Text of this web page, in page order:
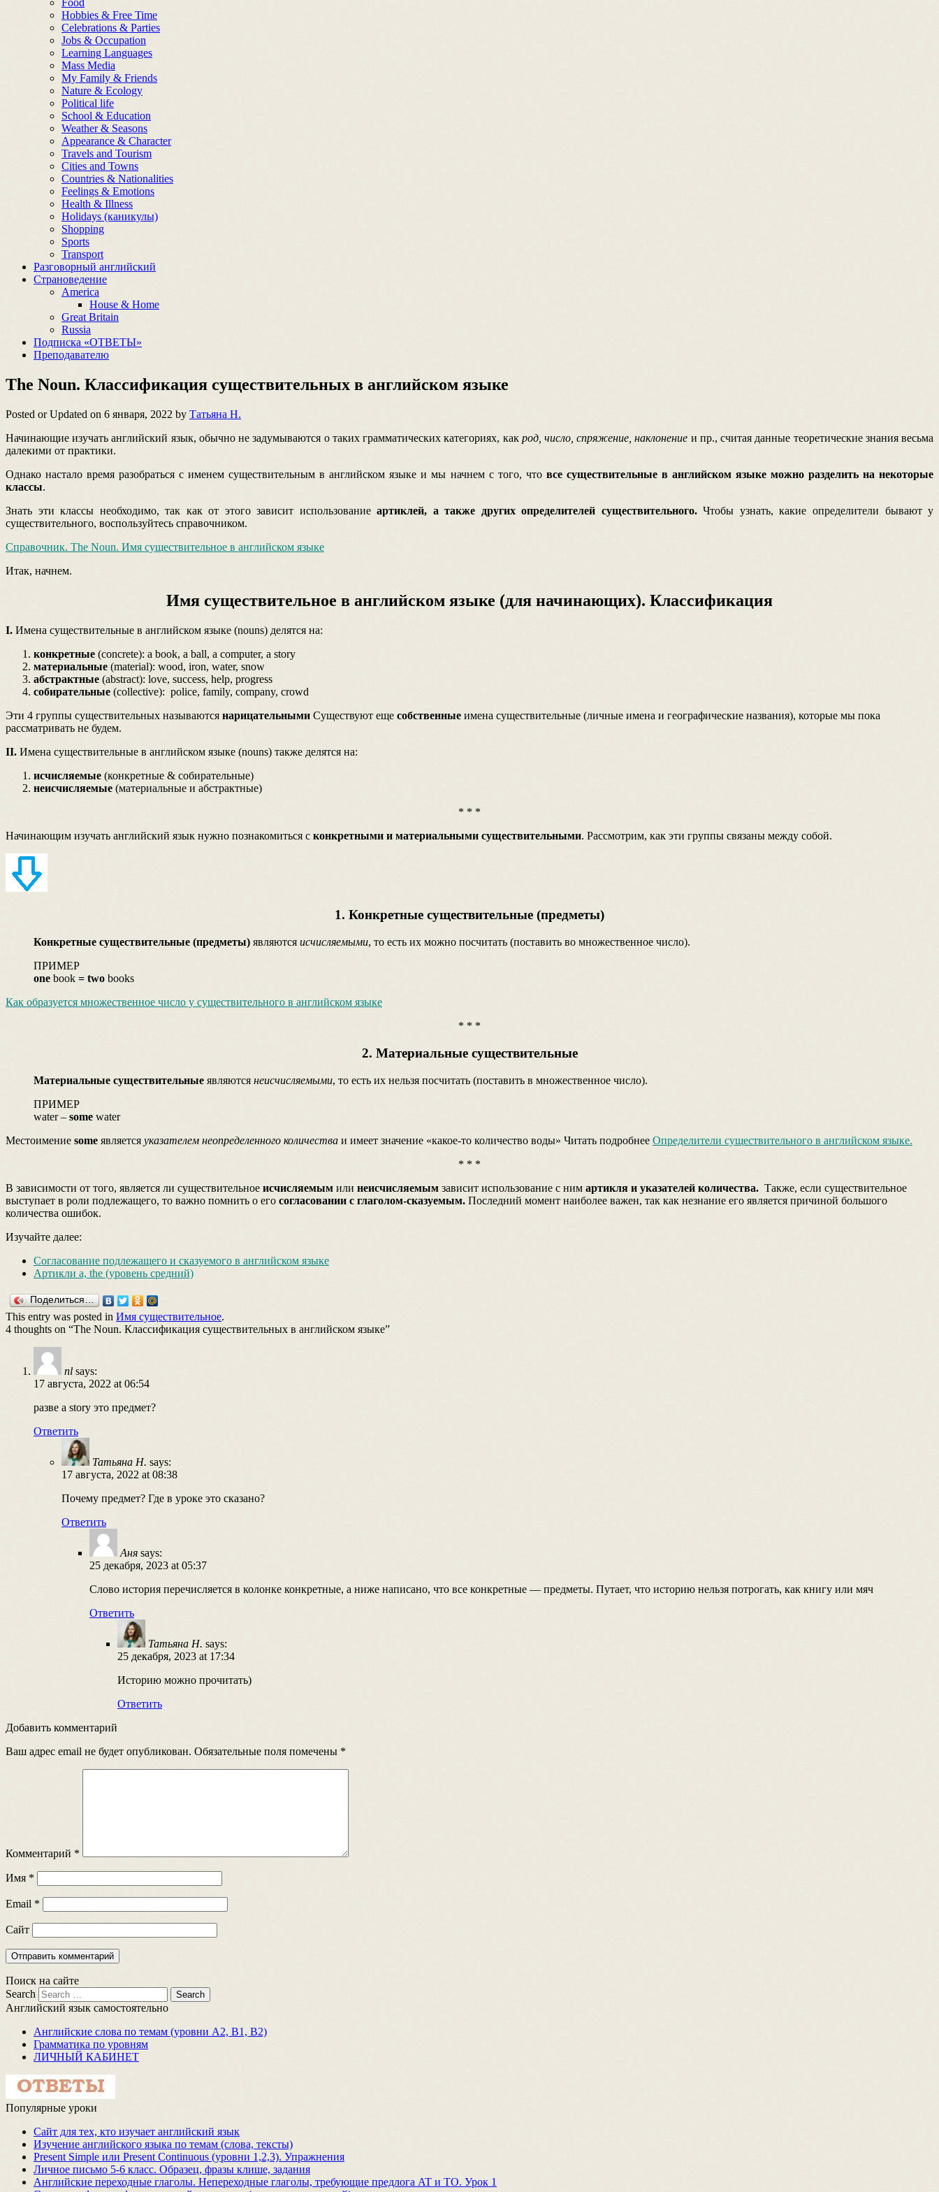
Food
Hobbies & Free Time
Celebrations & Parties
Jobs & Occupation
Learning Languages
Mass Media
My Family & Friends
Nature & Ecology
Political life
School & Education
Weather & Seasons
Appearance & Character
Travels and Tourism
Cities and Towns
Countries & Nationalities
Feelings & Emotions
Health & Illness
Holidays (каникулы)
Shopping
Sports
Transport
Разговорный английский
Страноведение
America
House & Home
Great Britain
Russia
Подписка «ОТВЕТЫ»
Преподавателю
The Noun. Классификация существительных в английском языке
Posted or Updated on 6 января, 2022 by Татьяна Н.
Начинающие изучать английский язык, обычно не задумываются о таких грамматических категориях, как род, число, спряжение, наклонение и пр., считая данные теоретические знания весьма
далекими от практики.
Однако настало время разобраться с именем существительным в английском языке и мы начнем с того, что все существительные в английском языке можно разделить на некоторые
классы.
Знать эти классы необходимо, так как от этого зависит использованиеартиклей, а также других определителей существительного.Чтобы узнать, какие определители бывают у
существительного, воспользуйтесь справочником.
Справочник. The Noun. Имя существительное в английском языке
Итак, начнем.
Имя существительное в английском языке (для начинающих). Классификация
I. Имена существительные в английском языке (nouns) делятся на:
конкретные (concrete): a book, a ball, a computer, a story
материальные (material): wood, iron, water, snow
абстрактные (abstract): love, success, help, progress
собирательные (collective): police, family, company, crowd
Эти 4 группы существительных называются нарицательными Существуют еще собственные имена существительные (личные имена и географические названия), которые мы пока
рассматривать не будем.
II. Имена существительные в английском языке (nouns) также делятся на:
исчисляемые (конкретные & собирательные)
неисчисляемые (материальные и абстрактные)
* * *
Начинающим изучать английский язык нужно познакомиться с конкретными и материальными существительными. Рассмотрим, как эти группы связаны между собой.
1. Конкретные существительные (предметы)
Конкретные существительные (предметы) являются исчисляемыми, то есть их можно посчитать (поставить во множественное число).
ПРИМЕР
one book = two books
Как образуется множественное число у существительного в английском языке
* * *
2. Материальные существительные
Материальные существительные являются неисчисляемыми, то есть их нельзя посчитать (поставить в множественное число).
ПРИМЕР
water – some water
Местоимение some является указателем неопределенного количества и имеет значение «какое-то количество воды» Читать подробнее Определители существительного в английском языке.
* * *
В зависимости от того, является ли существительное исчисляемым или неисчисляемым зависит использование с ним артикля и указателей количества. Также, если существительное
выступает в роли подлежащего, то важно помнить о его согласовании с глаголом-сказуемым. Последний момент наиболее важен, так как незнание его является причиной большого
количества ошибок.
Изучайте далее:
Согласование подлежащего и сказуемого в английском языке
Артикли a, the (уровень средний)
Поделиться…
This entry was posted in Имя существительное.
4 thoughts on “The Noun. Классификация существительных в английском языке”
nl says:
17 августа, 2022 at 06:54
разве a story это предмет?
Ответить
Татьяна Н. says:
17 августа, 2022 at 08:38
Почему предмет? Где в уроке это сказано?
Ответить
Аня says:
25 декабря, 2023 at 05:37
Слово история перечисляется в колонке конкретные, а ниже написано, что все конкретные — предметы. Путает, что историю нельзя потрогать, как книгу или мяч
Ответить
Татьяна Н. says:
25 декабря, 2023 at 17:34
Историю можно прочитать)
Ответить
Добавить комментарий
Ваш адрес email не будет опубликован. Обязательные поля помечены *
Комментарий *
Имя *
Email *
Сайт
Поиск на сайте
Search
Английский язык самостоятельно
Английские слова по темам (уровни A2, B1, B2)
Грамматика по уровням
ЛИЧНЫЙ КАБИНЕТ
Популярные уроки
Сайт для тех, кто изучает английский язык
Изучение английского языка по темам (слова, тексты)
Present Simple или Present Continuous (уровни 1,2,3). Упражнения
Личное письмо 5-6 класс. Образец, фразы клише, задания
Английские переходные глаголы. Непереходные глаголы, требующие предлога AT и TO. Урок 1